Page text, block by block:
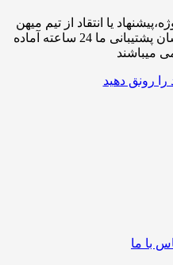
یا انتقاد از تیم میهن
وبمستر با ما تماس بگیرید.کارشناسان پشتیبانی ما 24 ساعته آماده
میباشند
رونق دهید
با ما